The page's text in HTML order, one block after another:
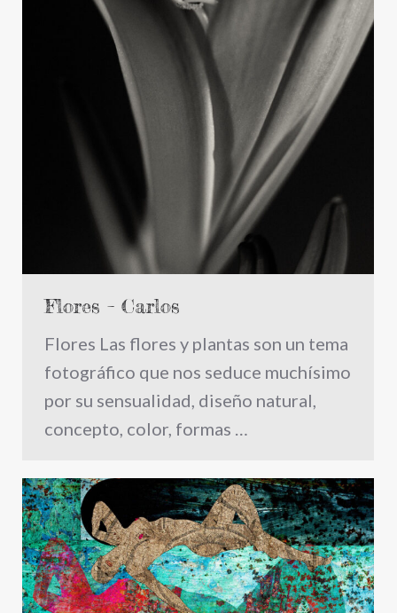
Flores – Carlos
Flores Las flores y plantas son un tema
fotográfico que nos seduce muchísimo
por su sensualidad, diseño natural,
concepto, color, formas …